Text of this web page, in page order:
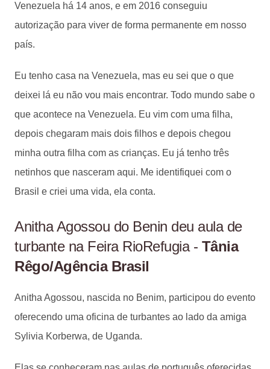
Venezuela há 14 anos, e em 2016 conseguiu
autorização para viver de forma permanente em nosso
país.
Eu tenho casa na Venezuela, mas eu sei que o que
deixei lá eu não vou mais encontrar. Todo mundo sabe o
que acontece na Venezuela. Eu vim com uma filha,
depois chegaram mais dois filhos e depois chegou
minha outra filha com as crianças. Eu já tenho três
netinhos que nasceram aqui. Me identifiquei com o
Brasil e criei uma vida, ela conta.
Anitha Agossou do Benin deu aula de
turbante na Feira RioRefugia - Tânia
Rêgo/Agência Brasil
Anitha Agossou, nascida no Benim, participou do evento
oferecendo uma oficina de turbantes ao lado da amiga
Sylivia Korberwa, de Uganda.